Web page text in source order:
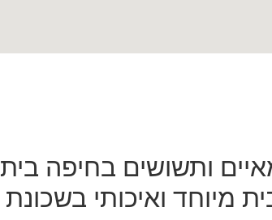
ותשושים בחיפה בית
מיוחד ואיכותי בשכונת